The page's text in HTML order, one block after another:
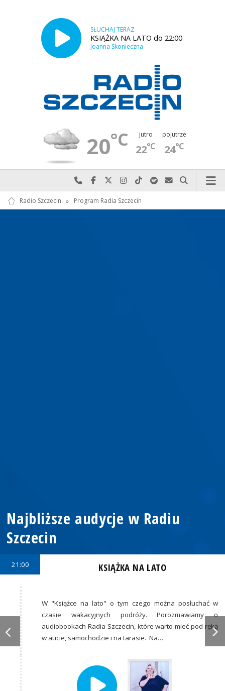
SŁUCHAJ TERAZ
KSIĄŻKA NA LATO do 22:00
Joanna Skonieczna
20°C jutro
22°C
pojutrze
24°C
Najlepiej po prostu do nas zadzwoń
Odwiedź nas na Facebook-u
Odwiedź nas na X
Odwiedź nas na Instagram-ie
Odwiedź nas na TikTok-u
Szukaj nas na Spotify
Wyślij do nas
Szukaj
Radio Szczecin » Program Radia Szczecin
Najbliższe audycje w Radiu
Szczecin
21:00 KSIĄŻKA NA LATO
W "Książce na lato" o tym czego można posłuchać w
czasie wakacyjnych podróży. Porozmawiamy o
audiobookach Radia Szczecin, które warto mieć pod ręką
w aucie, samochodzie i na tarasie. Na…